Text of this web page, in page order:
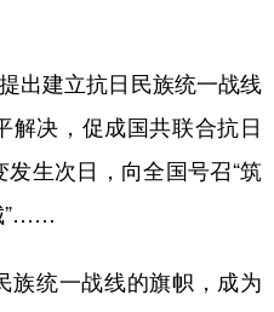
建立抗日民族统一战线
解决，促成国共联合抗日
生次日，向全国号召“筑
”……
统一战线的旗帜，成为